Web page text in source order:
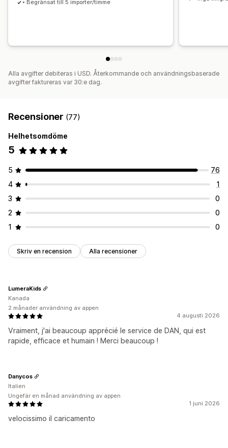
• Begränsat till 5 importer/timme
Alla avgifter debiteras i USD. Återkommande och användningsbaserade
avgifter faktureras var 30:e dag.
Recensioner (77)
Helhetsomdöme
5
5
76
4
1
3
0
2
0
1
0
Skriv en recension Alla recensioner
4 augusti 2026
Vraiment, j'ai beaucoup apprécié le service de DAN, qui est
rapide, efficace et humain ! Merci beaucoup !
LumeraKids
Kanada
2 månader användning av appen
1 juni 2026
velocissimo il caricamento
Danycos
Italien
Ungefär en månad användning av appen